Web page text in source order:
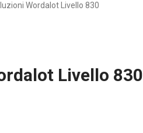
Wordalot Livello 830
Livello 830